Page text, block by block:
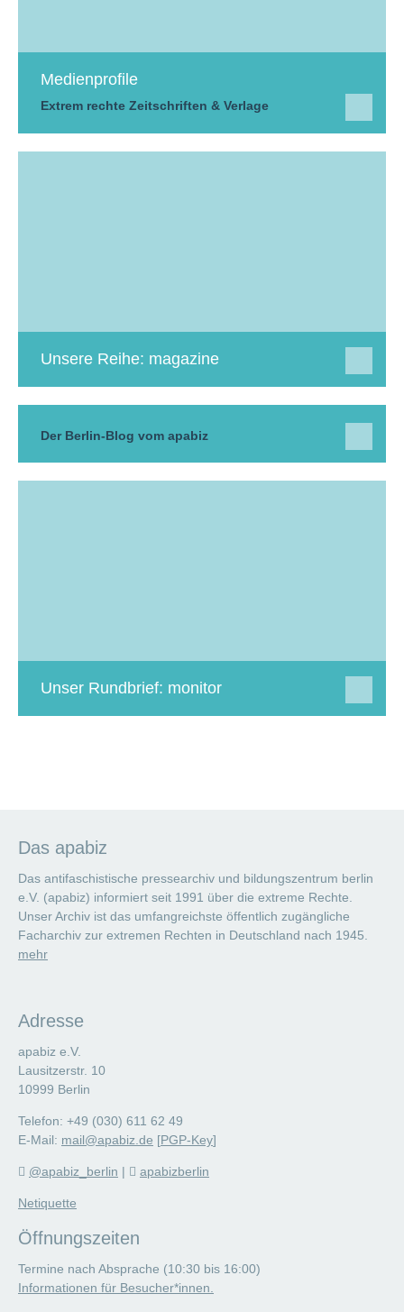
Medienprofile
Extrem rechte Zeitschriften & Verlage
Unsere Reihe: magazine
Der Berlin-Blog vom apabiz
Unser Rundbrief: monitor
Das apabiz
Das antifaschistische pressearchiv und bildungszentrum berlin
e.V. (apabiz) informiert seit 1991 über die extreme Rechte.
Unser Archiv ist das umfangreichste öffentlich zugängliche
Facharchiv zur extremen Rechten in Deutschland nach 1945.
mehr
Adresse
apabiz e.V.
Lausitzerstr. 10
10999 Berlin
Telefon: +49 (030) 611 62 49
E-Mail: mail@apabiz.de [PGP-Key]
@apabiz_berlin | apabizberlin
Netiquette
Öffnungszeiten
Termine nach Absprache (10:30 bis 16:00)
Informationen für Besucher*innen.